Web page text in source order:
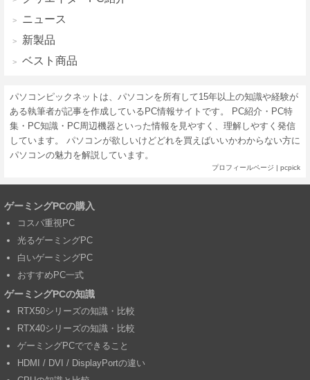
ニュース
新製品
ベスト商品
パソコンピックネットは、パソコンを所有して15年以上の知識や経験が
ある執筆者が記事を作成しているPC情報サイトです。 PC紹介・PC特
集・PC知識・PC周辺機器といった情報を見やすく、理解しやすく発信
しています。 パソコンが欲しいけどどれを買えばいいかわからない方に
パソコンの魅力を解説しています。
プロフィールページ | pcpick
ゲーミングPCの購入
コスパ重視PC
光るゲーミングPC
白いゲーミングPC
おすすめPC一式
ゲーミングPCの知識
RTX50シリーズの知識・比較
RTX40シリーズの知識・比較
ゲーミングPCでできること
HDMI / DVI / DisplayPortの違い